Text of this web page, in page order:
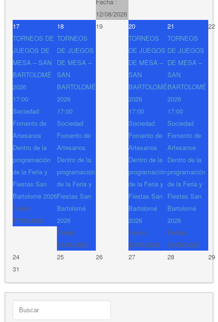
12/08/2026
17
TORNEOS DE
JUEGOS DE
MESA – SAN
BARTOLOMÉ
2026
17:00
Sociedad
Fomento de
Artesanos
Dentro de la
programación
de la Feria y
Fiestas San
Bartolomé 2026
Fecha :
17/08/2026
18
TORNEOS
DE JUEGOS
DE MESA –
SAN
BARTOLOMÉ
2026
17:00
Sociedad
Fomento de
Artesanos
Dentro de la
programación
de la Feria y
Fiestas San
Bartolomé
2026
Fecha :
18/08/2026
19
20
TORNEOS
DE JUEGOS
DE MESA –
SAN
BARTOLOMÉ
2026
17:00
Sociedad
Fomento de
Artesanos
Dentro de la
programación
de la Feria y
Fiestas San
Bartolomé
2026
Fecha :
20/08/2026
21
TORNEOS
DE JUEGOS
DE MESA –
SAN
BARTOLOMÉ
2026
17:00
Sociedad
Fomento de
Artesanos
Dentro de la
programación
de la Feria y
Fiestas San
Bartolomé
2026
Fecha :
21/08/2026
22
24 25 26 27 28
29
31